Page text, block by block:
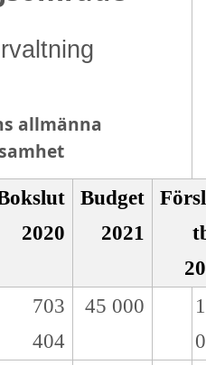
allmänna
2020
Budget
2021
703
404
45 000